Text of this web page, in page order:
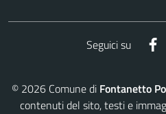
Seguici su
© 2026 Comune di Fontanetto Po
contenuti del sito, testi e